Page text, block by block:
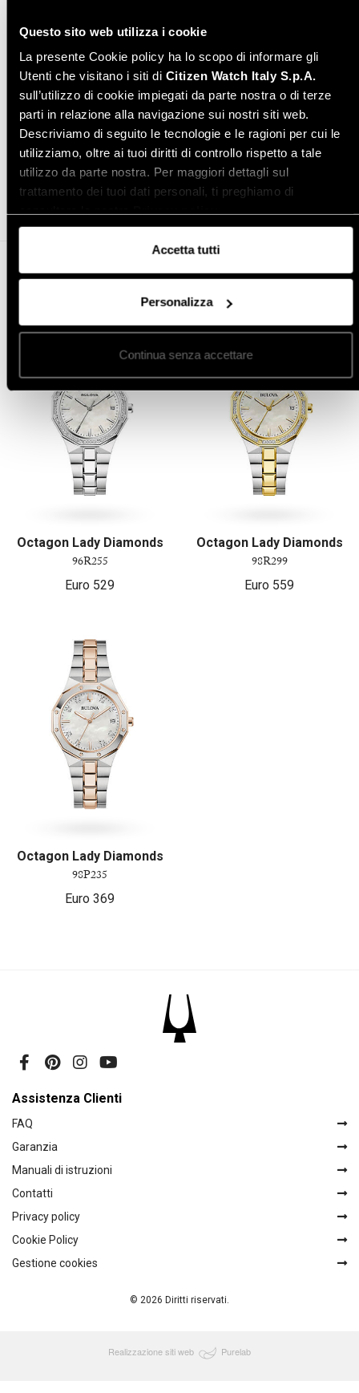
Questo sito web utilizza i cookie
La presente Cookie policy ha lo scopo di informare gli
Utenti che visitano i siti di Citizen Watch Italy S.p.A.
sull’utilizzo di cookie impiegati da parte nostra o di terze
parti in relazione alla navigazione sui nostri siti web.
Descriviamo di seguito le tecnologie e le ragioni per cui le
utilizziamo, oltre ai tuoi diritti di controllo rispetto a tale
utilizzo da parte nostra. Per maggiori dettagli sul
trattamento dei tuoi dati personali, ti preghiamo di
Accetta tutti
Personalizza
Continua senza accettare
Varianti modello
Condividi
Altro in orologi da donna
Octagon Lady Diamonds
96R255
Euro 529
Octagon Lady Diamonds
98R299
Euro 559
Octagon Lady Diamonds
98P235
Euro 369
Assistenza Clienti
FAQ
Garanzia
Manuali di istruzioni
Contatti
Privacy policy
Cookie Policy
Gestione cookies
© 2026 Diritti riservati.
Realizzazione siti web Purelab